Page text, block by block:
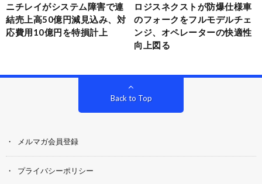
ニチレイがシステム障害で連
結売上高50億円減見込み、対
応費用10億円を特損計上
ロジスネクストが防爆仕様車
のフォークをフルモデルチェ
ンジ、オペレーターの快適性
向上図る
Back to Top
メルマガ会員登録
プライバシーポリシー